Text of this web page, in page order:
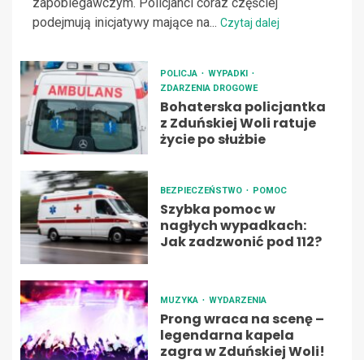
podejmują inicjatywy mające na... Czytaj dalej
POLICJA
WYPADKI
ZDARZENIA DROGOWE
Bohaterska policjantka
z Zduńskiej Woli ratuje
życie po służbie
BEZPIECZEŃSTWO POMOC
Szybka pomoc w
nagłych wypadkach:
Jak zadzwonić pod 112?
MUZYKA WYDARZENIA
Prong wraca na scenę –
legendarna kapela
zagra w Zduńskiej Woli!